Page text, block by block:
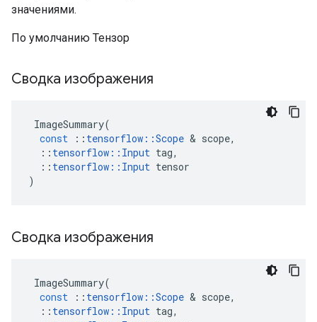
значениями.
По умолчанию Тензор
Сводка изображения
ImageSummary(
const
:: tensorflow ::Scope & scope,
:: tensorflow :: Input tag,
:: tensorflow :: Input tensor
)
Сводка изображения
ImageSummary(
const
:: tensorflow ::Scope & scope,
:: tensorflow :: Input tag,